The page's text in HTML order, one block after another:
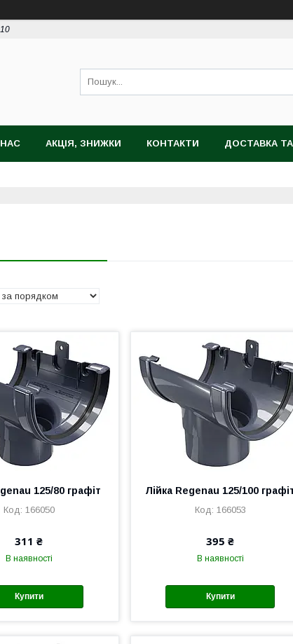
АКЦІЯ, ЗНИЖКИ КОНТАКТИ ДОСТАВКА
125/80 графіт
166050
311 ₴
В наявності
Купити
Лійка Regenau 125/100
166053
395 ₴
В наявності
Купити